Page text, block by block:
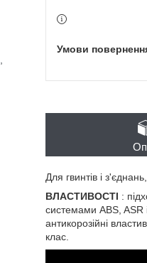
Для гвинтів і
ВЛАСТИВОСТІ :
системами ABS, ASR
антикорозійні
клас.